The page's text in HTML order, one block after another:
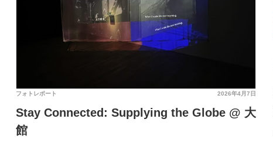
2026年4月7日
フォトレポート
Stay Connected: Supplying the Globe @ 大
館